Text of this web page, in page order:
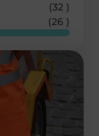
(32 )
(26 )